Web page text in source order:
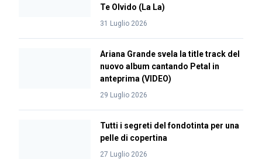
Te Olvido (La La)
31 Luglio 2026
Ariana Grande svela la title track del
nuovo album cantando Petal in
anteprima (VIDEO)
29 Luglio 2026
Tutti i segreti del fondotinta per una
pelle di copertina
27 Luglio 2026